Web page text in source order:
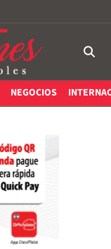
NEGOCIOS